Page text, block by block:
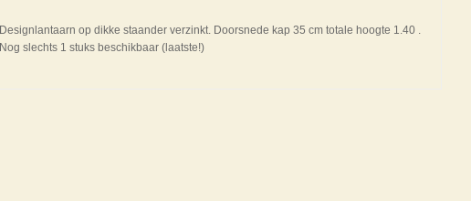
Designlantaarn op dikke staander verzinkt. Doorsnede kap 35 cm totale hoogte 1.40 .
Nog slechts 1 stuks beschikbaar (laatste!)